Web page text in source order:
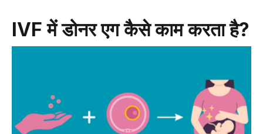
IVF में डोनर एग कैसे काम करता है?